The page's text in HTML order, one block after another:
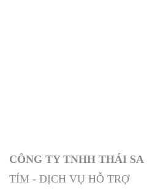
CÔNG TY TNHH THÁI SA
TÍM - DỊCH VỤ HỖ TRỢ